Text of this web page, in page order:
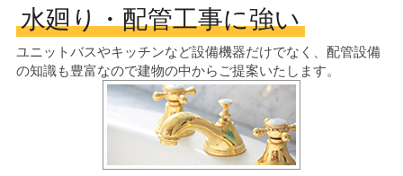
水廻り・配管工事に強い
ユニットバスやキッチンなど設備機器だけでなく、配管設備
の知識も豊富なので建物の中からご提案いたします。